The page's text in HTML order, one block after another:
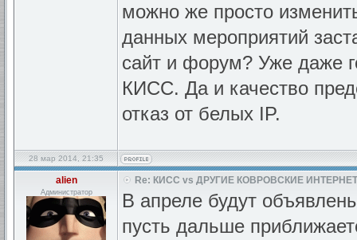
можно же просто
данных мероприятий
сайт и форум? Уже даже
КИСС. Да и качество
отказ от белых IP.
28 мар 2014, 21:35
alien
Администратор
Re: КИСС vs ДРУГИЕ КОВРОВСКИЕ
В апреле будут
пусть дальше